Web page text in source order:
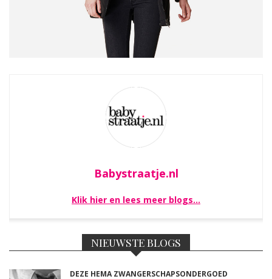
Babystraatje.nl
Klik hier en lees meer blogs…
NIEUWSTE BLOGS
DEZE HEMA ZWANGERSCHAPSONDERGOED